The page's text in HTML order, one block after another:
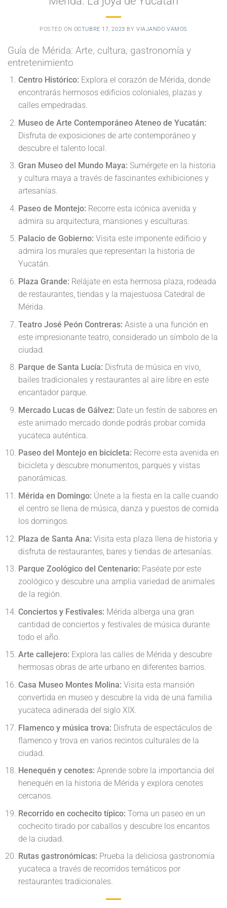
POSTED ON OCTUBRE 17, 2023 BY VIAJANDO VAMOS
Guía de Mérida: Arte, cultura, gastronomía y
entretenimiento
Centro Histórico: Explora el corazón de Mérida, donde
encontrarás hermosos edificios coloniales, plazas y
calles empedradas.
Museo de Arte Contemporáneo Ateneo de Yucatán:
Disfruta de exposiciones de arte contemporáneo y
descubre el talento local.
Gran Museo del Mundo Maya: Sumérgete en la historia
y cultura maya a través de fascinantes exhibiciones y
artesanías.
Paseo de Montejo: Recorre esta icónica avenida y
admira su arquitectura, mansiones y esculturas.
Palacio de Gobierno: Visita este imponente edificio y
admira los murales que representan la historia de
Yucatán.
Plaza Grande: Relájate en esta hermosa plaza, rodeada
de restaurantes, tiendas y la majestuosa Catedral de
Mérida.
Teatro José Peón Contreras: Asiste a una función en
este impresionante teatro, considerado un símbolo de la
ciudad.
Parque de Santa Lucía: Disfruta de música en vivo,
bailes tradicionales y restaurantes al aire libre en este
encantador parque.
Mercado Lucas de Gálvez: Date un festín de sabores en
este animado mercado donde podrás probar comida
yucateca auténtica.
Paseo del Montejo en bicicleta: Recorre esta avenida en
bicicleta y descubre monumentos, parques y vistas
panorámicas.
Mérida en Domingo: Únete a la fiesta en la calle cuando
el centro se llena de música, danza y puestos de comida
los domingos.
Plaza de Santa Ana: Visita esta plaza llena de historia y
disfruta de restaurantes, bares y tiendas de artesanías.
Parque Zoológico del Centenario: Paséate por este
zoológico y descubre una amplia variedad de animales
de la región.
Conciertos y Festivales: Mérida alberga una gran
cantidad de conciertos y festivales de música durante
todo el año.
Arte callejero: Explora las calles de Mérida y descubre
hermosas obras de arte urbano en diferentes barrios.
Casa Museo Montes Molina: Visita esta mansión
convertida en museo y descubre la vida de una familia
yucateca adinerada del siglo XIX.
Flamenco y música trova: Disfruta de espectáculos de
flamenco y trova en varios recintos culturales de la
ciudad.
Henequén y cenotes: Aprende sobre la importancia del
henequén en la historia de Mérida y explora cenotes
cercanos.
Recorrido en cochecito típico: Toma un paseo en un
cochecito tirado por caballos y descubre los encantos
de la ciudad.
Rutas gastronómicas: Prueba la deliciosa gastronomía
yucateca a través de recorridos temáticos por
restaurantes tradicionales.